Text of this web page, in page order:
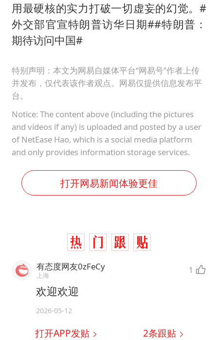
用最硬核的实力打破一切虚妄的幻觉。#
外交部官宣特朗普访华日期#​#特朗普：
期待访问中国#​
特别声明：本文为网易自媒体平台“网易号”作者上传
并发布，仅代表该作者观点。网易仅提供信息发布平
台。
Notice: The content above (including the pictures
and videos if any) is uploaded and posted by a user
of NetEase Hao, which is a social media platform
and only provides information storage services.
打开网易新闻体验更佳
有态度网友0zFeCy
上海 1
欢迎欢迎
2026-05-12
打开APP发贴 2条跟贴